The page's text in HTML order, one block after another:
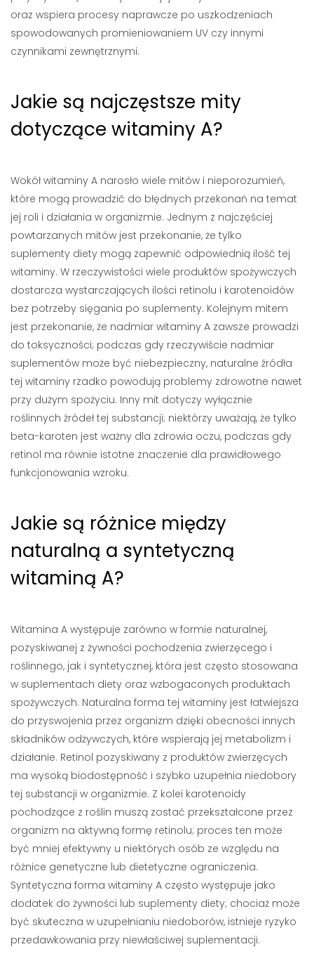
oraz wspiera procesy naprawcze po uszkodzeniach
spowodowanych promieniowaniem UV czy innymi
czynnikami zewnętrznymi.
Jakie są najczęstsze mity
dotyczące witaminy A?
Wokół witaminy A narosło wiele mitów i nieporozumień,
które mogą prowadzić do błędnych przekonań na temat
jej roli i działania w organizmie. Jednym z najczęściej
powtarzanych mitów jest przekonanie, że tylko
suplementy diety mogą zapewnić odpowiednią ilość tej
witaminy. W rzeczywistości wiele produktów spożywczych
dostarcza wystarczających ilości retinolu i karotenoidów
bez potrzeby sięgania po suplementy. Kolejnym mitem
jest przekonanie, że nadmiar witaminy A zawsze prowadzi
do toksyczności; podczas gdy rzeczywiście nadmiar
suplementów może być niebezpieczny, naturalne źródła
tej witaminy rzadko powodują problemy zdrowotne nawet
przy dużym spożyciu. Inny mit dotyczy wyłącznie
roślinnych źródeł tej substancji; niektórzy uważają, że tylko
beta-karoten jest ważny dla zdrowia oczu, podczas gdy
retinol ma równie istotne znaczenie dla prawidłowego
funkcjonowania wzroku.
Jakie są różnice między
naturalną a syntetyczną
witaminą A?
Witamina A występuje zarówno w formie naturalnej,
pozyskiwanej z żywności pochodzenia zwierzęcego i
roślinnego, jak i syntetycznej, która jest często stosowana
w suplementach diety oraz wzbogaconych produktach
spożywczych. Naturalna forma tej witaminy jest łatwiejsza
do przyswojenia przez organizm dzięki obecności innych
składników odżywczych, które wspierają jej metabolizm i
działanie. Retinol pozyskiwany z produktów zwierzęcych
ma wysoką biodostępność i szybko uzupełnia niedobory
tej substancji w organizmie. Z kolei karotenoidy
pochodzące z roślin muszą zostać przekształcone przez
organizm na aktywną formę retinolu; proces ten może
być mniej efektywny u niektórych osób ze względu na
różnice genetyczne lub dietetyczne ograniczenia.
Syntetyczna forma witaminy A często występuje jako
dodatek do żywności lub suplementy diety; chociaż może
być skuteczna w uzupełnianiu niedoborów, istnieje ryzyko
przedawkowania przy niewłaściwej suplementacji.